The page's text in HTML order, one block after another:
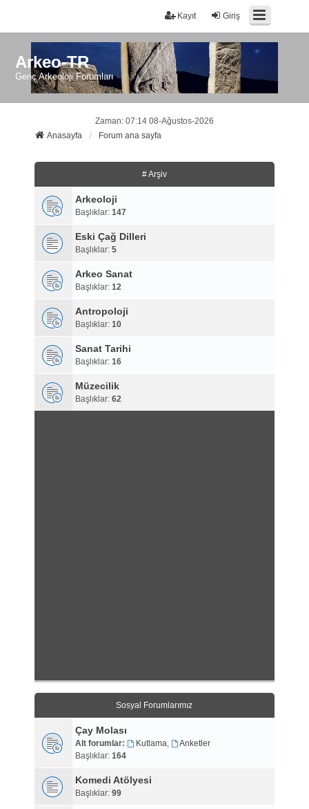
Giriş
Kayıt
Arkeo-TR
Genç Arkeoloji Forumları
Zaman: 07:14 08-Ağustos-2026
Anasayfa
Forum ana sayfa
# Arşiv
Arkeoloji
Başlıklar: 147
Eski Çağ Dilleri
Başlıklar: 5
Arkeo Sanat
Başlıklar: 12
Antropoloji
Başlıklar: 10
Sanat Tarihi
Başlıklar: 16
Müzecilik
Başlıklar: 62
Sosyal Forumlarımız
Çay Molası
Alt forumlar: Kutlama,
Anketler
Başlıklar: 164
Komedi Atölyesi
Başlıklar: 99